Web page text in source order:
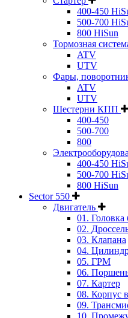
400-450
500-700
800 HiSun
Тормозная
ATV
UTV
Фары,
ATV
UTV
Шестерни КПП
400-450
500-700
800
400-450
500-700
800 HiSun
Sector 550
Двигатель
01. Головка
02.
03. Клапана
04.
05. ГРМ
06.
07. Картер
08. Корпус
09.
10.